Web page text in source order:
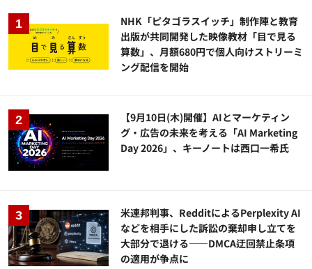
NHK「ピタゴラスイッチ」制作陣と教育
出版が共同開発した映像教材「目で見る
算数」、月額680円で個人向けストリーミ
ング配信を開始
【9月10日(木)開催】AIとマーケティン
グ・広告の未来を考える「AI Marketing
Day 2026」、キーノートは西口一希氏
米連邦判事、RedditによるPerplexity AI
などを相手にした訴訟の棄却申し立てを
大部分で退ける——DMCA迂回禁止条項
の適用が争点に